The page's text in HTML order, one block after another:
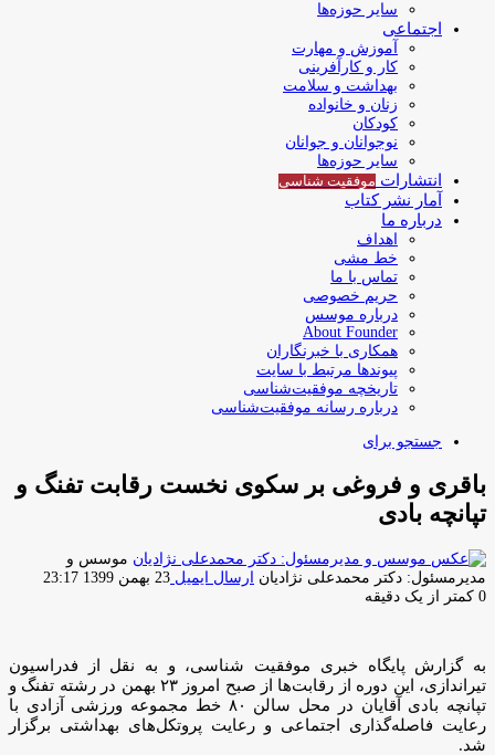
سایر حوزه‌ها
اجتماعی
آموزش و مهارت
کار و کارآفرینی
بهداشت و سلامت
زنان و خانواده
کودکان
نوجوانان و جوانان
سایر حوزه‌ها
انتشارات موفقیت‌ شناسی
آمار نشر کتاب
درباره ما
اهداف
خط مشی
تماس با ما
حریم خصوصی
درباره موسس
About Founder
همکاری با خبرنگاران
پیوندها مرتبط با سایت
تاریخچه موفقیت‌شناسی
درباره رسانه موفقیت‌شناسی
جستجو برای
باقری و فروغی بر سکوی نخست رقابت تفنگ و
تپانچه بادی
موسس و
مدیرمسئول: دکتر محمدعلی نژادیان ارسال ایمیل 23 بهمن 1399 23:17
0 کمتر از یک دقیقه
به گزارش پایگاه خبری موفقیت شناسی، و به نقل از فدراسیون
تیراندازی، این دوره از رقابت‌ها از صبح امروز ۲۳ بهمن در رشته تفنگ و
تپانچه بادی آقایان در محل سالن ۸۰ خط مجموعه ورزشی آزادی با
رعایت فاصله‌گذاری اجتماعی و رعایت پروتکل‌های بهداشتی برگزار
شد.